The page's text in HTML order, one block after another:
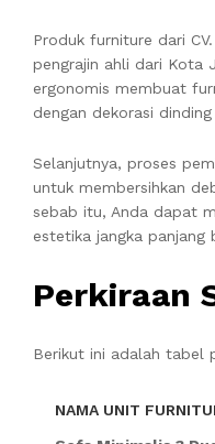
Produk furniture dari
pengrajin ahli dari Kota
ergonomis membuat
dengan dekorasi
Selanjutnya, proses
untuk membersihkan
sebab itu, Anda dapat
estetika jangka panjang
Perkiraan
Berikut ini adalah tabel
NAMA UNIT